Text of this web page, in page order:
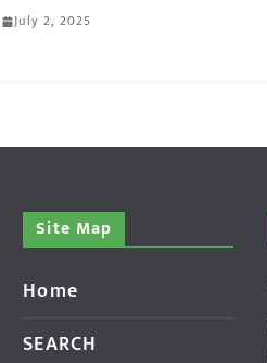
July 2, 2025
Site Map
Home
SEARCH